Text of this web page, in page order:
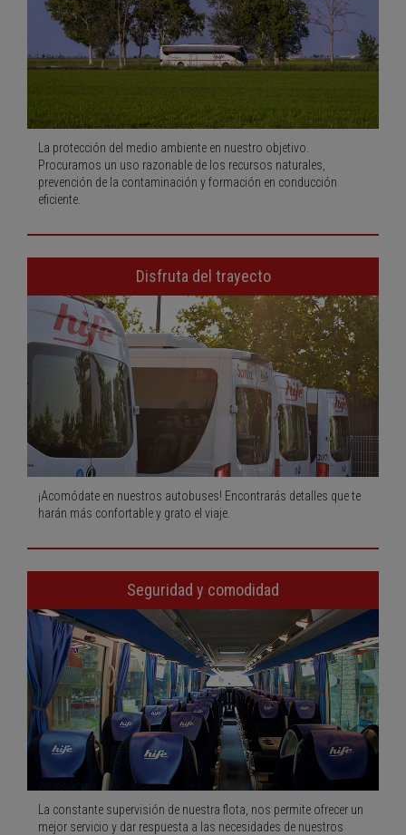
La protección del medio ambiente en nuestro objetivo.
Procuramos un uso razonable de los recursos naturales,
prevención de la contaminación y formación en conducción
eficiente.
Disfruta del trayecto
¡Acomódate en nuestros autobuses! Encontrarás detalles que te
harán más confortable y grato el viaje.
Seguridad y comodidad
La constante supervisión de nuestra flota, nos permite ofrecer un
mejor servicio y dar respuesta a las necesidades de nuestros